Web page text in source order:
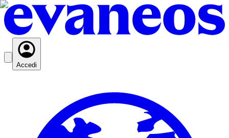
Accedi